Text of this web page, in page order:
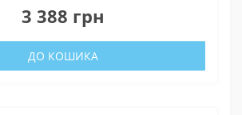
3 388 грн
ДО КОШИКА